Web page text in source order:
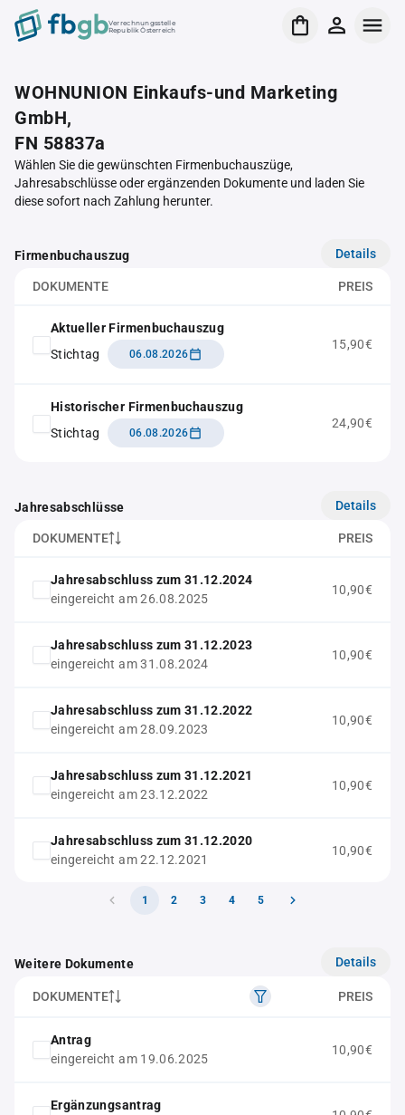
Verrechnungsstelle
Republik Österreich
WOHNUNION Einkaufs-und Marketing
GmbH,
FN 58837a
Wählen Sie die gewünschten Firmenbuchauszüge,
Jahresabschlüsse oder ergänzenden Dokumente und laden Sie
diese sofort nach Zahlung herunter.
Firmenbuchauszug Details
DOKUMENTE PREIS
Aktueller Firmenbuchauszug
Stichtag
06.08.2026
15,90€
Historischer Firmenbuchauszug
Stichtag
06.08.2026
24,90€
Jahresabschlüsse Details
DOKUMENTE PREIS
Jahresabschluss zum 31.12.2024
eingereicht am 26.08.2025
10,90€
Jahresabschluss zum 31.12.2023
eingereicht am 31.08.2024
10,90€
Jahresabschluss zum 31.12.2022
eingereicht am 28.09.2023
10,90€
Jahresabschluss zum 31.12.2021
eingereicht am 23.12.2022
10,90€
Jahresabschluss zum 31.12.2020
eingereicht am 22.12.2021
10,90€
1 2 3 4 5
Weitere Dokumente Details
DOKUMENTE PREIS
Antrag
eingereicht am 19.06.2025
10,90€
Ergänzungsantrag